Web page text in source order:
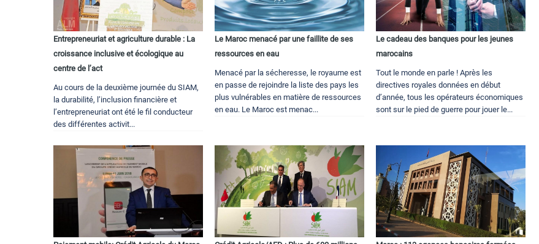
Entrepreneuriat et agriculture durable : La
croissance inclusive et écologique au
centre de l’act
Au cours de la deuxième journée du SIAM,
la durabilité, l’inclusion financière et
l’entrepreneuriat ont été le fil conducteur
des différentes activit...
Le Maroc menacé par une faillite de ses
ressources en eau
Menacé par la sécheresse, le royaume est
en passe de rejoindre la liste des pays les
plus vulnérables en matière de ressources
en eau. Le Maroc est menac...
Le cadeau des banques pour les jeunes
marocains
Tout le monde en parle ! Après les
directives royales données en début
d’année, tous les opérateurs économiques
sont sur le pied de guerre pour jouer le...